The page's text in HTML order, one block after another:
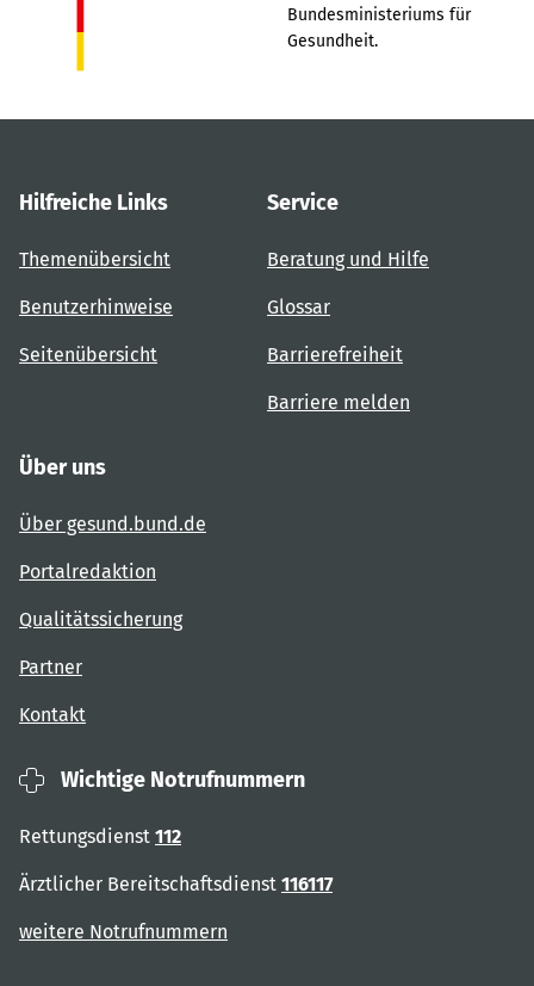
Bundesministeriums für
Gesundheit.
Hilfreiche Links
Themenübersicht
Benutzerhinweise
Seitenübersicht
Service
Beratung und Hilfe
Glossar
Barrierefreiheit
Barriere melden
Über uns
Über gesund.bund.de
Portalredaktion
Qualitätssicherung
Partner
Kontakt
Wichtige Notrufnummern
Rettungsdienst 112
Ärztlicher Bereitschaftsdienst 116117
weitere Notrufnummern